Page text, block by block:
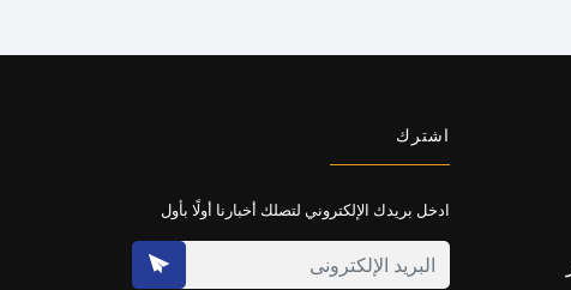
اشترك
ادخل بريدك الإلكتروني لتصلك أخبارنا أولًا بأول